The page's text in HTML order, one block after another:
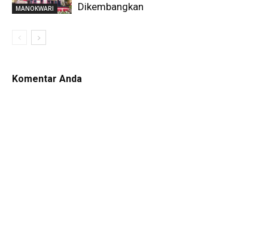
MANOKWARI
Dikembangkan
Komentar Anda